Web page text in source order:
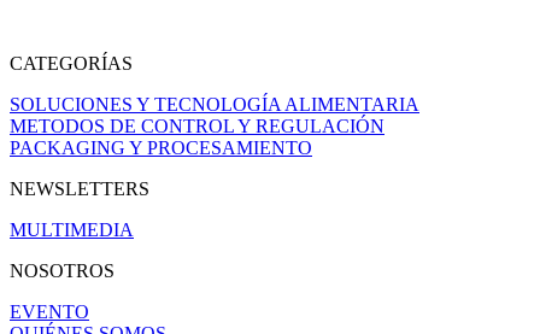
CATEGORÍAS
SOLUCIONES Y TECNOLOGÍA ALIMENTARIA
METODOS DE CONTROL Y REGULACIÓN
PACKAGING Y PROCESAMIENTO
NEWSLETTERS
MULTIMEDIA
NOSOTROS
EVENTO